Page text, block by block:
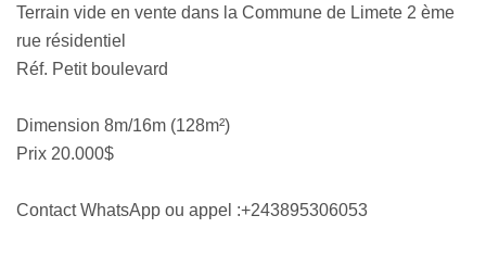
Terrain vide en vente dans la Commune de Limete 2 ème
rue résidentiel
Réf. Petit boulevard
Dimension 8m/16m (128m²)
Prix 20.000$
Contact WhatsApp ou appel :+243895306053